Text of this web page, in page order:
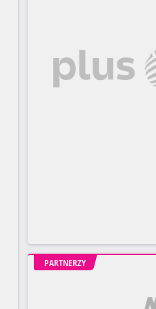
PARTNERZY